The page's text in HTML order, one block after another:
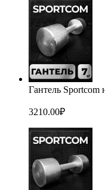
Гантель Sportcom
3210.00₽